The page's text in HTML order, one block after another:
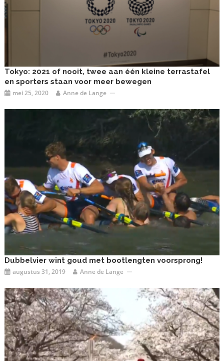
Tokyo: 2021 of nooit, twee aan één kleine terrastafel
en sporters staan voor meer bewegen
mei 25, 2020 Anne de Lange
Dubbelvier wint goud met bootlengten voorsprong!
augustus 31, 2019 Anne de Lange